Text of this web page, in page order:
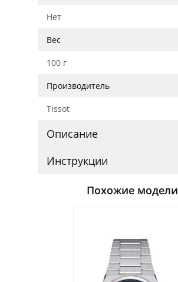
Нет
Вес
100 г
Производитель
Tissot
Описание
Инструкции
Похожие модели